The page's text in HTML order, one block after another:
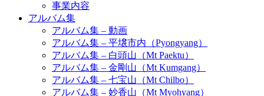
事業内容
アルバム集
アルバム集 – 動画
アルバム集 – 平壌市内（Pyongyang）
アルバム集 – 白頭山（Mt Paektu）
アルバム集 – 金剛山（Mt Kumgang）
アルバム集 – 七宝山（Mt Chilbo）
アルバム集 – 妙香山（Mt Myohyang）